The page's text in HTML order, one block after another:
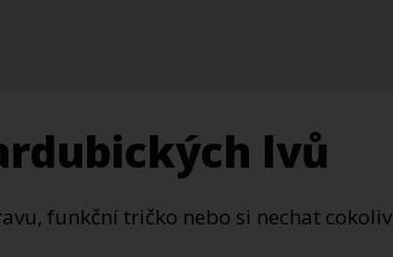
lvů
funkční tričko nebo si nechat cokoliv